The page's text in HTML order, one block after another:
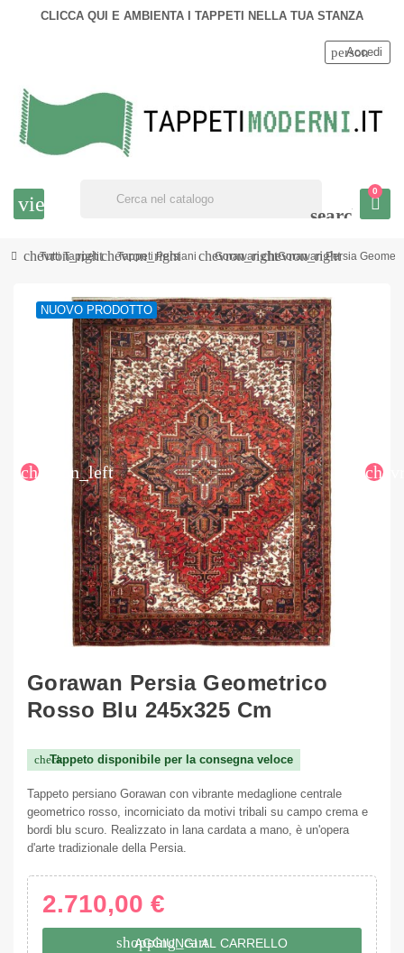
CLICCA QUI E AMBIENTA I TAPPETI NELLA TUA STANZA
view_headline search
person
Accedi
0
chevron_right
Tutti Tappeti chevron_right
Tappeti Persiani chevron_right
Gorawan chevron_right
Gorawan Persia
chevron_left
NUOVO PRODOTTO
Gorawan Persia Geometrico
Rosso Blu 245x325 Cm
check
Tappeto disponibile per la consegna veloce
Tappeto persiano Gorawan con vibrante medaglione centrale
geometrico rosso, incorniciato da motivi tribali su campo crema e
bordi blu scuro. Realizzato in lana cardata a mano, è un'opera
d'arte tradizionale della Persia.
2.710,00 €
shopping_cart
AGGIUNGI AL CARRELLO